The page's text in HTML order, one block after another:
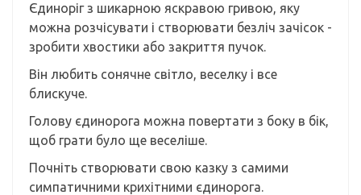
Єдиноріг з шикарною яскравою гривою, яку
можна розчісувати і створювати безліч зачісок -
зробити хвостики або закриття пучок.
Він любить сонячне світло, веселку і все
блискуче.
Голову єдинорога можна повертати з боку в бік,
щоб грати було ще веселіше.
Почніть створювати свою казку з самими
симпатичними крихітними єдинорога.